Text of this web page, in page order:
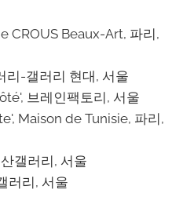
CROUS Beaux-Art, 파리,
리-갤러리 현대, 서울
브레인팩토리, 서울
Maison de Tunisie, 파리,
갤러리, 서울
러리, 서울